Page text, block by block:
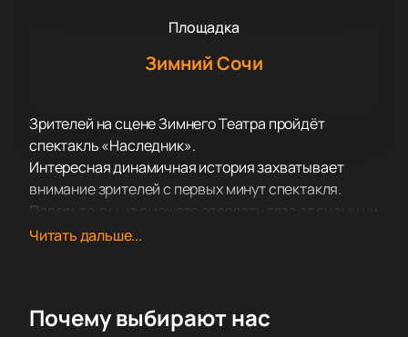
Площадка
Зимний Сочи
Зрителей на сцене Зимнего Театра пройдёт
спектакль «Наследник».
Интересная динамичная история захватывает
внимание зрителей с первых минут спектакля.
Поверьте, вы не сможете оторвать глаз от сцены ни
на одну минуту! Развитие сюжета и его
спросите себя «А что будет дальше?» или «А как
Читать дальше...
Почему выбирают нас